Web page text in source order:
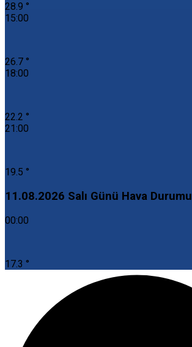
28.9 °
15:00
26.7 °
18:00
22.2 °
21:00
19.5 °
11.08.2026 Salı Günü Hava Durumu
00:00
17.3 °